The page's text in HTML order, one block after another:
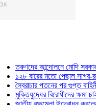
তরুণদের আন্দোলনে মোদি সরকার দুর্বল
১২৮ বারের মতো পেছাল সাগর-রুনি
স্বৈরাচার পতনের পর গুপ্ত বাহিনীর
মুক্তিযুদ্ধের বিরোধীদের ক্ষমা চাইতে